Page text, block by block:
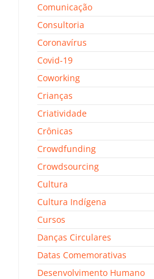
Comunicação
Consultoria
Coronavírus
Covid-19
Coworking
Crianças
Criatividade
Crônicas
Crowdfunding
Crowdsourcing
Cultura
Cultura Indígena
Cursos
Danças Circulares
Datas Comemorativas
Desenvolvimento Humano